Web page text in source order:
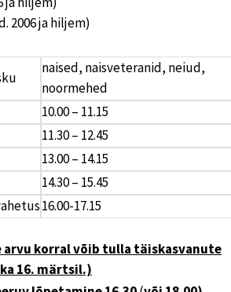
2006 ja hiljem)
naised, naisveteranid, neiud,
noormehed
10.00 – 11.15
11.30 – 12.45
13.00 – 14.15
14.30 – 15.45
16.00-17.15
arvu korral võib tulla täiskasvanute
16. märtsil.)